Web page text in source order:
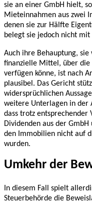
sie an einer GmbH hielt,
Mieteinnahmen aus zwei
denen sie zur Hälfte
belegt sie jedoch nicht
Auch ihre Behauptung,
finanzielle Mittel, über die
verfügen könne, ist nach
plausibel. Das Gericht
widersprüchlichen
weitere Unterlagen in der
dass trotz entsprechender
Dividenden aus der
den Immobilien nicht auf
wurden.
Umkehr der
In diesem Fall spielt
Steuerbehörde die